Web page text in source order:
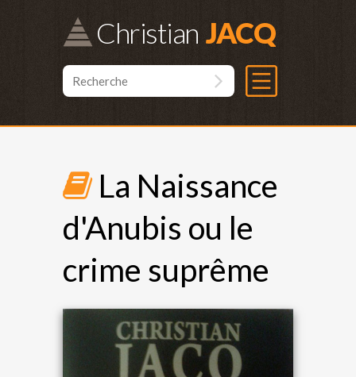
Christian
La Naissance
d'Anubis ou le
crime suprême